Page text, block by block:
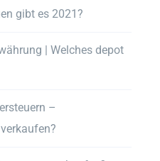
gibt es 2021?
| Welches depot
–